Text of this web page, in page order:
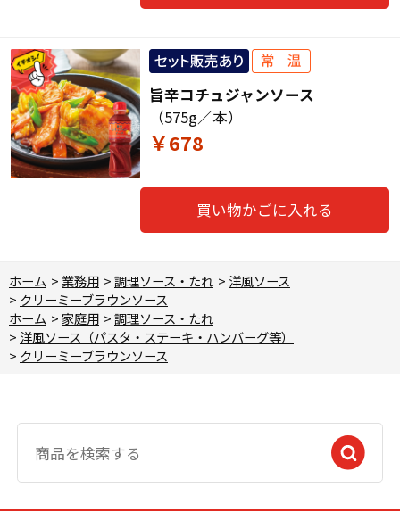
旨辛コチュジャンソース
（575g／本）
￥678
買い物かごに入れる
ホーム >業務用 >調理ソース・たれ > 洋風ソース
> クリーミーブラウンソース
ホーム >家庭用 >調理ソース・たれ
> 洋風ソース（パスタ・ステーキ・ハンバーグ等）
> クリーミーブラウンソース